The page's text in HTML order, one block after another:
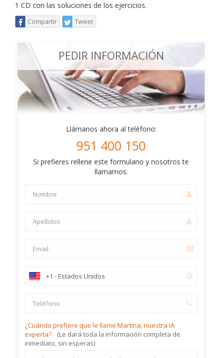
1 CD con las soluciones de los ejercicios.
Compartir Tweet
PEDIR INFORMACIÓN
Llámanos ahora al teléfono:
951 400 150
Si prefieres rellene este formulario y nosotros te
llamamos.
¿Cuándo prefiere que le llame Martina, nuestra IA
experta?
(Le dará toda la información completa de
inmediato, sin esperas)